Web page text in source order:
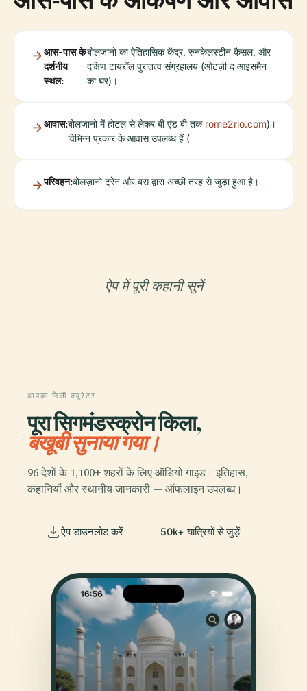
आस-पास के
दर्शनीय
स्थल:
बोलज़ानो का ऐतिहासिक केंद्र, रुनकेलस्टीन कैसल, और
दक्षिण टायरॉल पुरातत्व संग्रहालय (ओटज़ी द आइसमैन
का घर)।
आवास:बोलज़ानो में होटल से लेकर बी एंड बी तक
विभिन्न प्रकार के आवास उपलब्ध हैं (
rome2rio.com)।
परिवहन:बोलज़ानो ट्रेन और बस द्वारा अच्छी तरह से जुड़ा हुआ है।
ऐप में पूरी कहानी सुनें
आपका निजी क्यूरेटर
पूरा सिगमंडस्क्रोन किला,
बखूबी सुनाया गया।
96 देशों के 1,100+ शहरों के लिए ऑडियो गाइड। इतिहास,
कहानियाँ और स्थानीय जानकारी — ऑफलाइन उपलब्ध।
ऐप डाउनलोड करें 50k+ यात्रियों से जुड़ें